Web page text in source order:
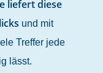
liefert diese
und mit
Treffer jede
lässt.